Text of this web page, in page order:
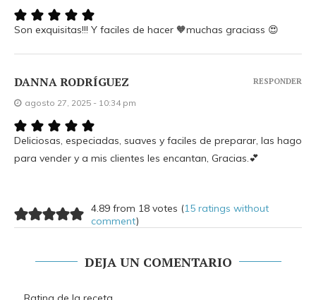
Son exquisitas!!! Y faciles de hacer 🧡muchas graciass 😍
DANNA RODRÍGUEZ
agosto 27, 2025 - 10:34 pm
Deliciosas, especiadas, suaves y faciles de preparar, las hago
para vender y a mis clientes les encantan, Gracias.💕
RESPONDER
4.89 from 18 votes (15 ratings without
comment)
DEJA UN COMENTARIO